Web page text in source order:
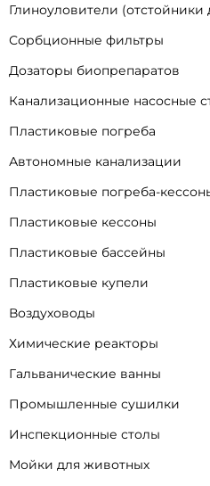
Глиноуловители (отстойники
Сорбционные фильтры
Дозаторы биопрепаратов
Канализационные насосные
Пластиковые погреба
Автономные канализации
Пластиковые погреба-
Пластиковые кессоны
Пластиковые бассейны
Пластиковые купели
Воздуховоды
Химические реакторы
Гальванические ванны
Промышленные сушилки
Инспекционные столы
Мойки для животных